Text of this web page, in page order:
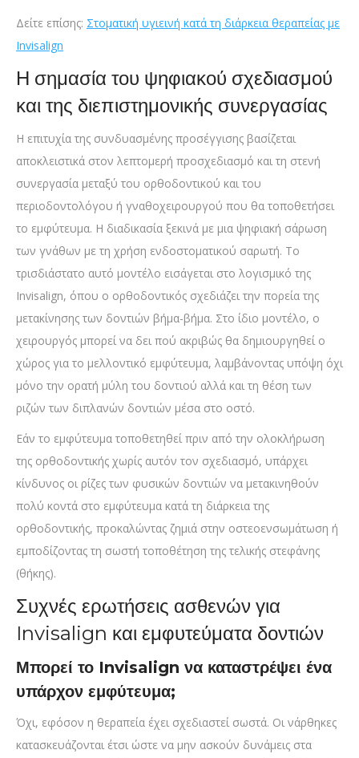
Δείτε επίσης: Στοματική υγιεινή κατά τη διάρκεια θεραπείας με
Invisalign
Η σημασία του ψηφιακού σχεδιασμού
και της διεπιστημονικής συνεργασίας
Η επιτυχία της συνδυασμένης προσέγγισης βασίζεται
αποκλειστικά στον λεπτομερή προσχεδιασμό και τη στενή
συνεργασία μεταξύ του ορθοδοντικού και του
περιοδοντολόγου ή γναθοχειρουργού που θα τοποθετήσει
το εμφύτευμα. Η διαδικασία ξεκινά με μια ψηφιακή σάρωση
των γνάθων με τη χρήση ενδοστοματικού σαρωτή. Το
τρισδιάστατο αυτό μοντέλο εισάγεται στο λογισμικό της
Invisalign, όπου ο ορθοδοντικός σχεδιάζει την πορεία της
μετακίνησης των δοντιών βήμα-βήμα. Στο ίδιο μοντέλο, ο
χειρουργός μπορεί να δει πού ακριβώς θα δημιουργηθεί ο
χώρος για το μελλοντικό εμφύτευμα, λαμβάνοντας υπόψη όχι
μόνο την ορατή μύλη του δοντιού αλλά και τη θέση των
ριζών των διπλανών δοντιών μέσα στο οστό.
Εάν το εμφύτευμα τοποθετηθεί πριν από την ολοκλήρωση
της ορθοδοντικής χωρίς αυτόν τον σχεδιασμό, υπάρχει
κίνδυνος οι ρίζες των φυσικών δοντιών να μετακινηθούν
πολύ κοντά στο εμφύτευμα κατά τη διάρκεια της
ορθοδοντικής, προκαλώντας ζημιά στην οστεοενσωμάτωση ή
εμποδίζοντας τη σωστή τοποθέτηση της τελικής στεφάνης
(θήκης).
Συχνές ερωτήσεις ασθενών για
Invisalign και εμφυτεύματα δοντιών
Μπορεί το Invisalign να καταστρέψει ένα
υπάρχον εμφύτευμα;
Όχι, εφόσον η θεραπεία έχει σχεδιαστεί σωστά. Οι νάρθηκες
κατασκευάζονται έτσι ώστε να μην ασκούν δυνάμεις στα